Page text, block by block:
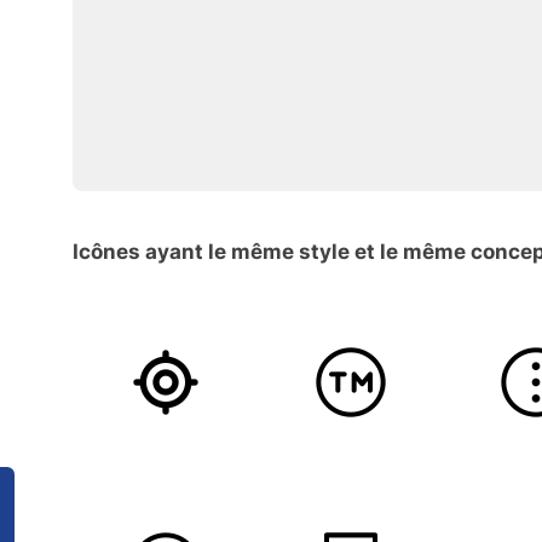
Icônes ayant le même style et le même